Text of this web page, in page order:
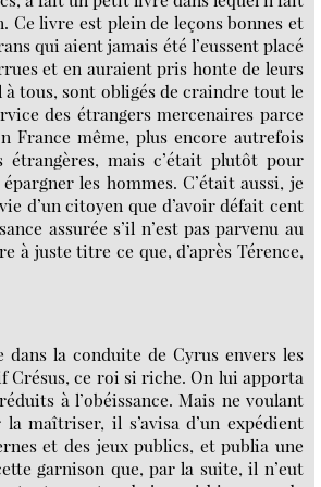
Ce livre est plein de leçons bonnes et
qui aient jamais été l’eussent placé
et en auraient pris honte de leurs
tous, sont obligés de craindre tout le
des étrangers mercenaires parce
France même, plus encore autrefois
étrangères, mais c’était plutôt pour
les hommes. C’était aussi, je
d’un citoyen que d’avoir défait cent
assurée s’il n’est pas parvenu au
à juste titre ce que, d’après Térence,
dans la conduite de Cyrus envers les
Crésus, ce roi si riche. On lui apporta
à l’obéissance. Mais ne voulant
maîtriser, il s’avisa d’un expédient
et des jeux publics, et publia une
garnison que, par la suite, il n’eut